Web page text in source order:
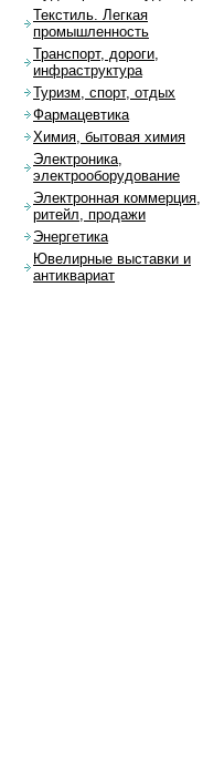
Текстиль. Легкая
промышленность
Транспорт, дороги,
инфраструктура
Туризм, спорт, отдых
Фармацевтика
Химия, бытовая химия
Электроника,
электрооборудование
Электронная коммерция,
ритейл, продажи
Энергетика
Ювелирные выставки и
антиквариат